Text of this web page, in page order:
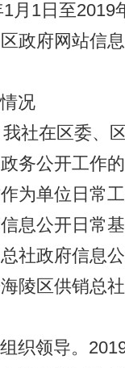
月1日至2019
政府网站信
况
社在区委、
务公开工作
为单位日常工
息公开日常
社政府信息
陵区供销总
织领导。